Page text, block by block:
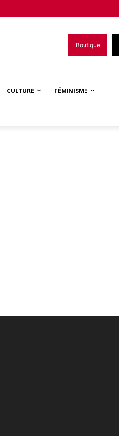
Boutique
CULTURE FÉMINISME